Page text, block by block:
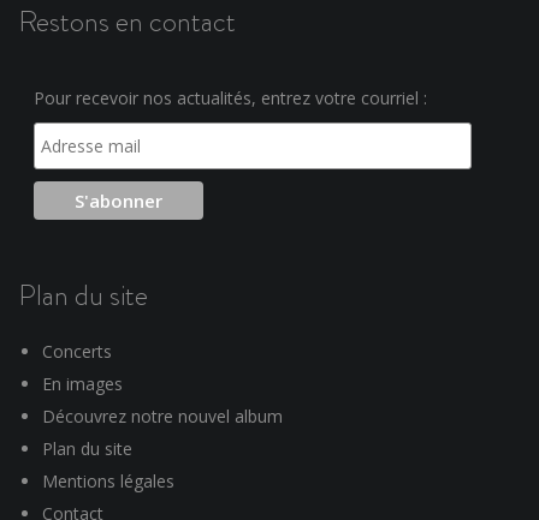
Restons en contact
Pour recevoir nos actualités, entrez votre courriel :
Plan du site
Concerts
En images
Découvrez notre nouvel album
Plan du site
Mentions légales
Contact